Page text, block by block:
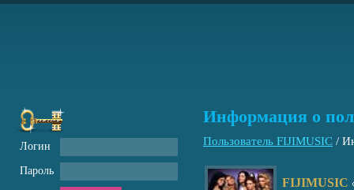
Информация о
Пользователь FIJIMUSIC /
FIJIMUSIC
Логин
Пароль